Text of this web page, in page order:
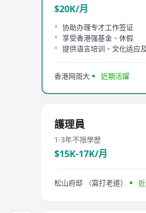
$20K/月
协助办理专才工作签证
享受香港强基金、休假
提供语言培训、文化适应
香港网雨大 近期活躍
護理員
1-3年不限學歷
$15K-17K/月
松山府邸 （窩打老道）